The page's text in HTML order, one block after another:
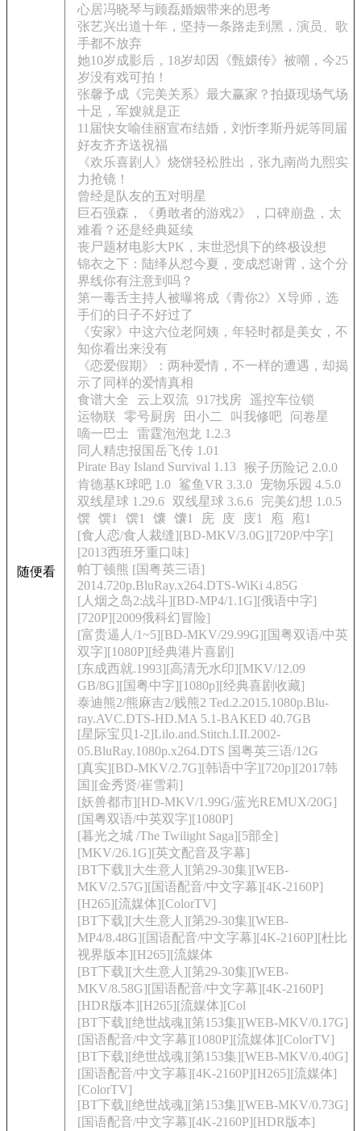
随便看
心居冯晓琴与顾磊婚姻带来的思考
张艺兴出道十年，坚持一条路走到黑，演员、歌
手都不放弃
她10岁成影后，18岁却因《甄嬛传》被嘲，今25
岁没有戏可拍！
张馨予成《完美关系》最大赢家？拍摄现场气场
十足，军嫂就是正
11届快女喻佳丽宣布结婚，刘忻李斯丹妮等同届
好友齐齐送祝福
《欢乐喜剧人》烧饼轻松胜出，张九南尚九熙实
力抢镜！
曾经是队友的五对明星
巨石强森，《勇敢者的游戏2》，口碑崩盘，太
难看？还是经典延续
丧尸题材电影大PK，末世恐惧下的终极设想
锦衣之下：陆绎从怼今夏，变成怼谢霄，这个分
界线你有注意到吗？
第一毒舌主持人被曝将成《青你2》X导师，选
手们的日子不好过了
《安家》中这六位老阿姨，年轻时都是美女，不
知你看出来没有
《恋爱假期》：两种爱情，不一样的遭遇，却揭
示了同样的爱情真相
食谱大全
云上双流 917找房
遥控车位锁
运物联
零号厨房 田小二 叫我修吧
问卷星
嘀一巴士
雷霆泡泡龙 1.2.3
同人精忠报国岳飞传 1.01
Pirate Bay Island Survival 1.13 猴子历险记 2.0.0
肯德基K球吧 1.0 鲨鱼VR 3.3.0
宠物乐园 4.5.0
双线星球 1.29.6
双线星球 3.6.6
完美幻想 1.0.5
馔 馔1 馔1 馕 馕1 庑 庋 庋1 庖
庖1
[食人恋/食人裁缝][BD-MKV/3.0G][720P/中字]
[2013西班牙重口味]
帕丁顿熊 [国粤英三语]
2014.720p.BluRay.x264.DTS-WiKi 4.85G
[人烟之岛2:战斗][BD-MP4/1.1G][俄语中字]
[720P][2009俄科幻冒险]
[富贵逼人/1~5][BD-MKV/29.99G][国粤双语/中英
双字][1080P][经典港片喜剧]
[东成西就.1993][高清无水印][MKV/12.09
GB/8G][国粤中字][1080p][经典喜剧收藏]
泰迪熊2/熊麻吉2/贱熊2 Ted.2.2015.1080p.Blu-
ray.AVC.DTS-HD.MA 5.1-BAKED 40.7GB
[星际宝贝1-2]Lilo.and.Stitch.I.II.2002-
05.BluRay.1080p.x264.DTS 国粤英三语/12G
[真实][BD-MKV/2.7G][韩语中字][720p][2017韩
国][金秀贤/崔雪莉]
[妖兽都市][HD-MKV/1.99G/蓝光REMUX/20G]
[国粤双语/中英双字][1080P]
[暮光之城 /The Twilight Saga][5部全]
[MKV/26.1G][英文配音及字幕]
[BT下载][大生意人][第29-30集][WEB-
MKV/2.57G][国语配音/中文字幕][4K-2160P]
[H265][流媒体][ColorTV]
[BT下载][大生意人][第29-30集][WEB-
MP4/8.48G][国语配音/中文字幕][4K-2160P][杜比
视界版本][H265][流媒体
[BT下载][大生意人][第29-30集][WEB-
MKV/8.58G][国语配音/中文字幕][4K-2160P]
[HDR版本][H265][流媒体][Col
[BT下载][绝世战魂][第153集][WEB-MKV/0.17G]
[国语配音/中文字幕][1080P][流媒体][ColorTV]
[BT下载][绝世战魂][第153集][WEB-MKV/0.40G]
[国语配音/中文字幕][4K-2160P][H265][流媒体]
[ColorTV]
[BT下载][绝世战魂][第153集][WEB-MKV/0.73G]
[国语配音/中文字幕][4K-2160P][HDR版本]